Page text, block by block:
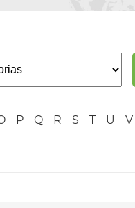
P Q R S T U V